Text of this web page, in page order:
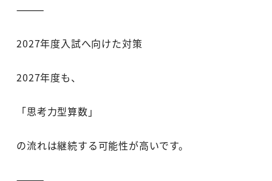
⸻
2027年度入試へ向けた対策
2027年度も、
「思考力型算数」
の流れは継続する可能性が高いです。